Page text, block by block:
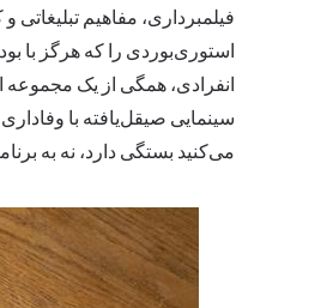
فیلمبرداری، مفاهیم
استوری‌بوردی را که هرگز با
انفرادی، همگی از یک
سینمایی صیقل‌یافته با
می‌کنید بستگی دارد، نه به